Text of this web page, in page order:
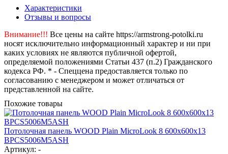
Характеристики
Отзывы и вопросы
Внимание!!! Все цены на сайте https://armstrong-potolki.ru
носят исключительно информационный характер и ни при
каких условиях не являются публичной офертой,
определяемой положениями Статьи 437 (п.2) Гражданского
кодекса РФ. * - Спеццена предоставляется только по
согласованию с менеджером и может отличаться от
представленной на сайте.
Похожие товары
Потолочная панель WOOD Plain MicroLook 8 600x600x13
BPCS5006M5ASH
Артикул: -